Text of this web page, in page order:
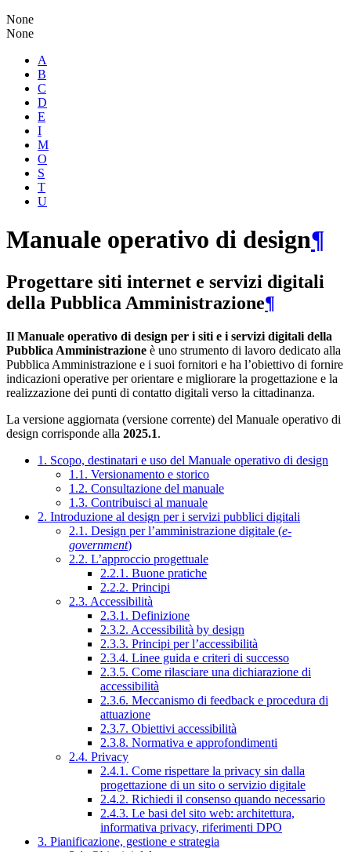
None
None
A
B
C
D
E
I
M
O
S
T
U
Manuale operativo di design¶
Progettare siti internet e servizi digitali
della Pubblica Amministrazione¶
Il Manuale operativo di design per i siti e i servizi digitali della
Pubblica Amministrazione è uno strumento di lavoro dedicato alla
Pubblica Amministrazione e i suoi fornitori e ha l’obiettivo di fornire
indicazioni operative per orientare e migliorare la progettazione e la
realizzazione dei punti di contatto digitali verso la cittadinanza.
La versione aggiornata (versione corrente) del Manuale operativo di
design corrisponde alla 2025.1.
1. Scopo, destinatari e uso del Manuale operativo di design
1.1. Versionamento e storico
1.2. Consultazione del manuale
1.3. Contribuisci al manuale
2. Introduzione al design per i servizi pubblici digitali
2.1. Design per l’amministrazione digitale (e-
government)
2.2. L’approccio progettuale
2.2.1. Buone pratiche
2.2.2. Principi
2.3. Accessibilità
2.3.1. Definizione
2.3.2. Accessibilità by design
2.3.3. Principi per l’accessibilità
2.3.4. Linee guida e criteri di successo
2.3.5. Come rilasciare una dichiarazione di
accessibilità
2.3.6. Meccanismo di feedback e procedura di
attuazione
2.3.7. Obiettivi accessibilità
2.3.8. Normativa e approfondimenti
2.4. Privacy
2.4.1. Come rispettare la privacy sin dalla
progettazione di un sito o servizio digitale
2.4.2. Richiedi il consenso quando necessario
2.4.3. Le basi del sito web: architettura,
informativa privacy, riferimenti DPO
3. Pianificazione, gestione e strategia